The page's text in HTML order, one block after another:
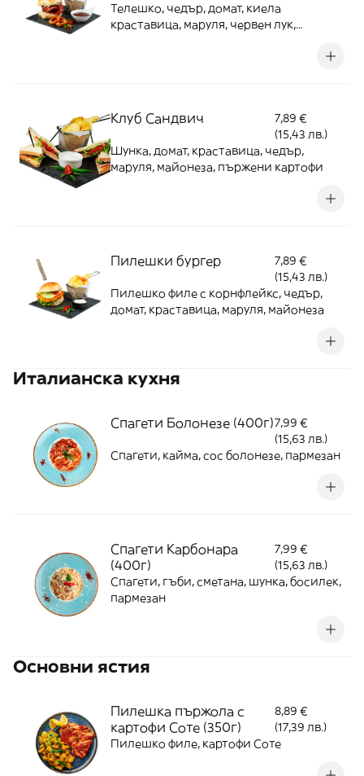
Телешко, чедър, домат, киела
краставица, маруля, червен лук,
Клуб Сандвич
7,89 €
(15,43 лв.)
Шунка, домат, краставица, чедър,
маруля, майонеза, пържени картофи
Пилешки бургер
7,89 €
(15,43 лв.)
Пилешко филе с корнфлейкс, чедър,
домат, краставица, маруля, майонеза
Италианска кухня
Спагети Болонезе (400г)7,99 €
(15,63 лв.)
Спагети, кайма, сос болонезе, пармезан
Спагети Карбонара
(400г)
7,99 €
(15,63 лв.)
Спагети, гъби, сметана, шунка, босилек,
пармезан
Основни ястия
Пилешка пържола с
картофи Соте (350г)
8,89 €
(17,39 лв.)
Пилешко филе, картофи Соте